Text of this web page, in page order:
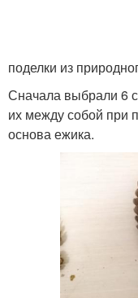
поделки из
Сначала выбрали 6
их между собой при
основа ежика.